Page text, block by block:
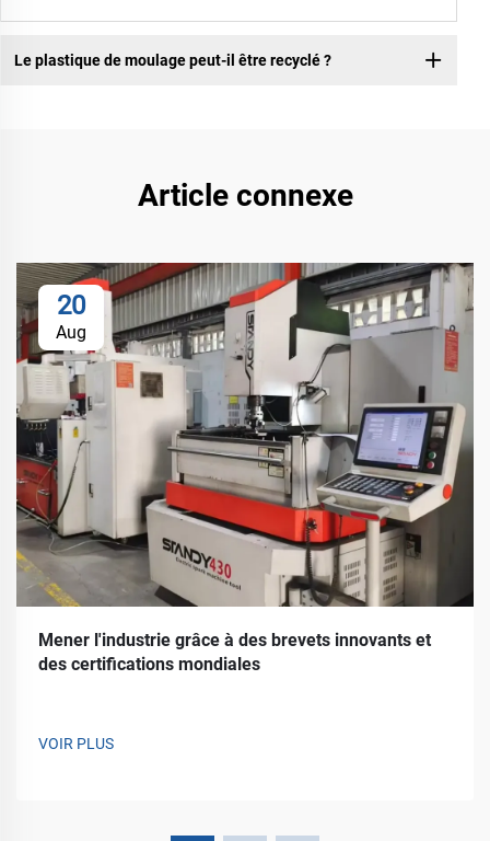
Le plastique de moulage peut-il être recyclé ?
Article connexe
20
Aug
Mener l'industrie grâce à des brevets innovants et
des certifications mondiales
VOIR PLUS